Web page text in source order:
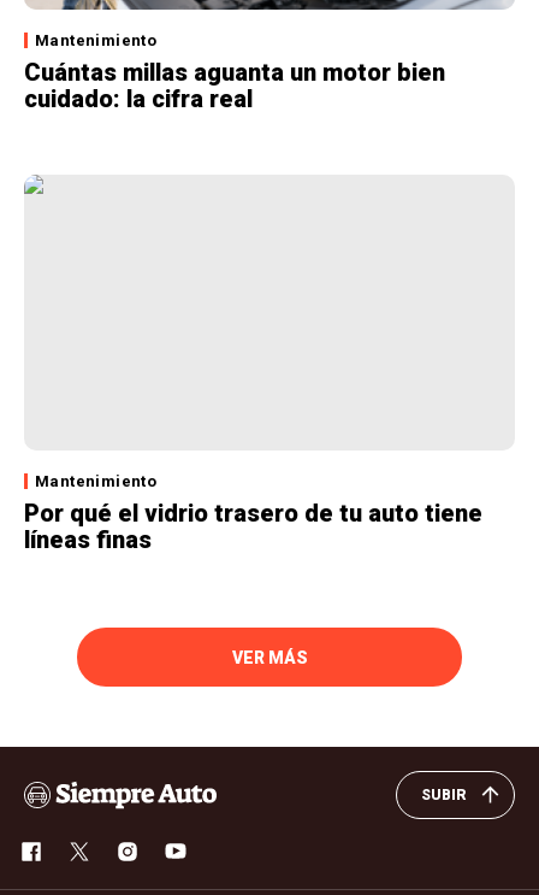
Mantenimiento
Cuántas millas aguanta un motor bien
cuidado: la cifra real
Mantenimiento
Por qué el vidrio trasero de tu auto tiene
líneas finas
VER MÁS
SUBIR